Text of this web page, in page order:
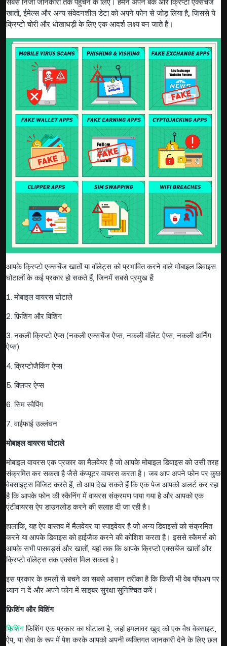
खातों, ईमेल्स और अन्य संवेदनशील डेटा को अपने फोन से जोड़ लिया है, जिससे ये
क्रिप्टो चोरी और धोखाधड़ी के लिए एक आदर्श लक्ष्य बन जाते हैं।
आपके क्रिप्टो एक्सचेंज खातों या वॉलेट्स को प्रभावित करने वाले मोबाइल डिवाइस
घोटालों के कई प्रकार हो सकते हैं, जिनमें सबसे प्रमुख हैं:
1. मोबाइल वायरस घोटाले
2. फ़िशिंग और विशिंग
3. नकली क्रिप्टो ऐप्स (नकली एक्सचेंज ऐप्स, नकली वॉलेट ऐप्स, नकली अर्निंग
ऐप्स)
4. क्रिप्टोजैकिंग ऐप्स
5. क्लिपर ऐप्स
6. सिम स्वैपिंग
7. वाईफाई उल्लंघन
मोबाइल वायरस घोटाले
मोबाइल वायरस एक प्रकार का मैलवेयर है जो आपके मोबाइल डिवाइस को उसी तरह
संक्रमित कर सकता है जैसे कंप्यूटर वायरस करता है। जब आप अपने फोन पर कुछ
वेबसाइट्स विजिट करते हैं, तो आप देख सकते हैं कि एक पेज आपको अलर्ट कर रहा
है कि आपके फोन की स्कैनिंग में वायरस संक्रमण पाया गया है और आपको एक
एंटीवायरस ऐप डाउनलोड करने की सलाह दी जा रही है।
हालांकि, यह ऐप वास्तव में मैलवेयर या स्पाइवेयर है जो अन्य डिवाइसों को संक्रमित
करने या आपके डिवाइस को हाईजैक करने की कोशिश करता है। इससे स्कैमर्स को
आपके सभी पासवर्ड्स और खातों, यहां तक कि आपके क्रिप्टो एक्सचेंज खातों और
क्रिप्टो वॉलेट्स तक एक्सेस मिल सकता है।
इस प्रकार के हमलों से बचने का सबसे आसान तरीका है कि किसी भी वेब पॉपअप पर
ध्यान न दें और अपने फोन में साइबर सुरक्षा सुनिश्चित करें।
फ़िशिंग और विशिंग
फ़िशिंगफ़िशिंग एक प्रकार का घोटाला है, जहां हमलावर खुद को एक वैध वेबसाइट,
ऐप, या सेवा के रूप में पेश करके आपको अपनी व्यक्तिगत जानकारी देने के लिए छल